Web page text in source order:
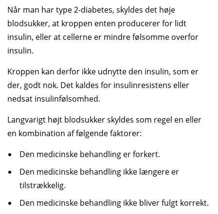
Når man har type 2-diabetes, skyldes det høje
blodsukker, at kroppen enten producerer for lidt
insulin, eller at cellerne er mindre følsomme overfor
insulin.
Kroppen kan derfor ikke udnytte den insulin, som er
der, godt nok. Det kaldes for insulinresistens eller
nedsat insulinfølsomhed.
Langvarigt højt blodsukker skyldes som regel en eller
en kombination af følgende faktorer:
Den medicinske behandling er forkert.
Den medicinske behandling ikke længere er
tilstrækkelig.
Den medicinske behandling ikke bliver fulgt korrekt.